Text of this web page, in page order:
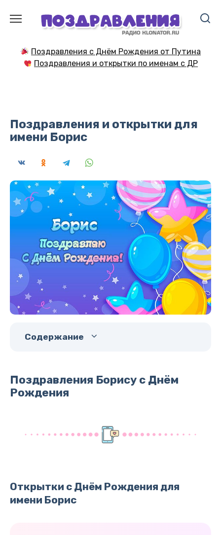
содержанию
Поздравления с Днём Рождения от Путина
Поздравления и открытки по именам с ДР
Поздравления и открытки для
имени Борис
Содержание
Поздравления Борису с Днём
Рождения
Открытки с Днём Рождения для
имени Борис